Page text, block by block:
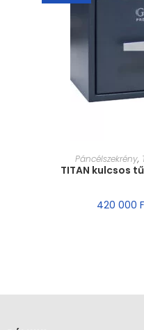
MÉRET
Páncélszekrény,
TITAN kulcsos
420 000